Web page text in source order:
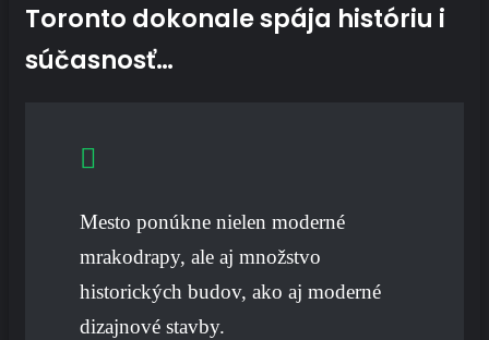
Toronto dokonale spája históriu i
súčasnosť…
Mesto ponúkne nielen moderné
mrakodrapy, ale aj množstvo
historických budov, ako aj moderné
dizajnové stavby.